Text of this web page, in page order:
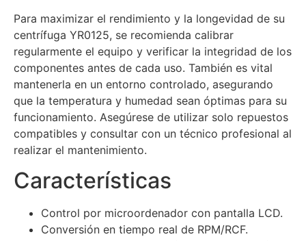
Para maximizar el rendimiento y la longevidad de su
centrífuga YR0125, se recomienda calibrar
regularmente el equipo y verificar la integridad de los
componentes antes de cada uso. También es vital
mantenerla en un entorno controlado, asegurando
que la temperatura y humedad sean óptimas para su
funcionamiento. Asegúrese de utilizar solo repuestos
compatibles y consultar con un técnico profesional al
realizar el mantenimiento.
Características
Control por microordenador con pantalla LCD.
Conversión en tiempo real de RPM/RCF.